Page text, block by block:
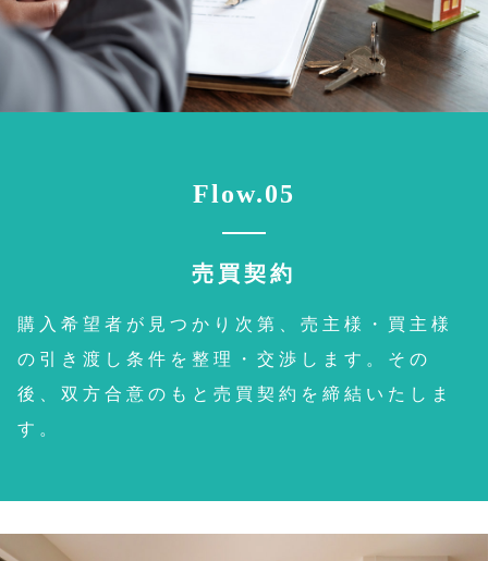
Flow.05
売買契約
購入希望者が見つかり次第、売主様・買主様
の引き渡し条件を整理・交渉します。その
後、双方合意のもと売買契約を締結いたしま
す。